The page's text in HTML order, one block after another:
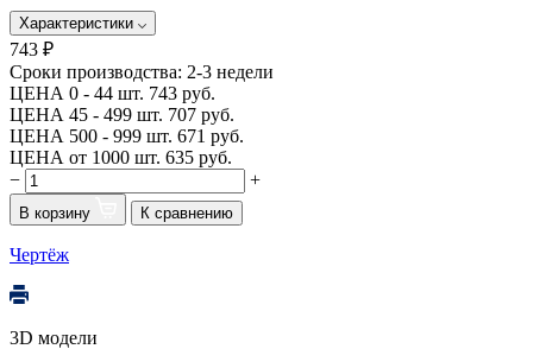
Характеристики
743 ₽
Сроки производства: 2-3 недели
ЦЕНА 0 - 44 шт. 743 руб.
ЦЕНА 45 - 499 шт. 707 руб.
ЦЕНА 500 - 999 шт. 671 руб.
ЦЕНА от 1000 шт. 635 руб.
−
+
В корзину К сравнению
Чертёж
3D модели